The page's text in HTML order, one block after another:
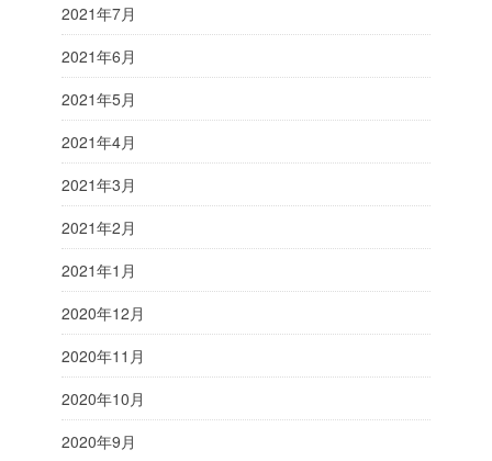
2021年7月
2021年6月
2021年5月
2021年4月
2021年3月
2021年2月
2021年1月
2020年12月
2020年11月
2020年10月
2020年9月